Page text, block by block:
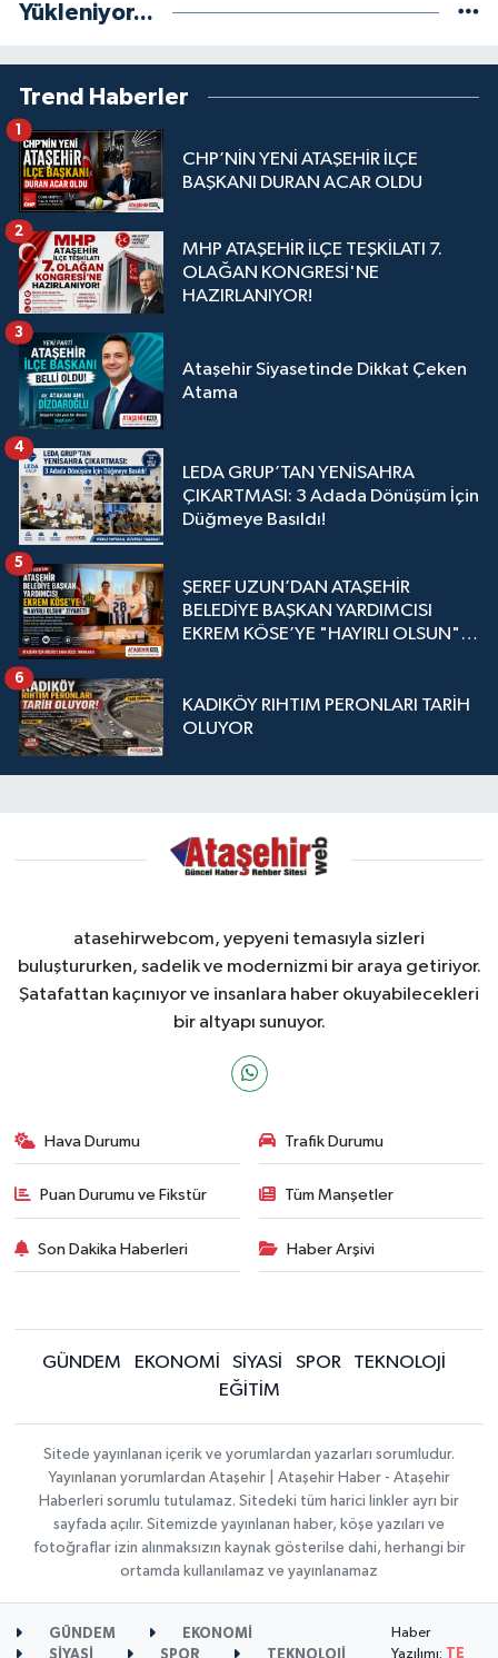
Yükleniyor...
Trend Haberler
CHP’NİN YENİ ATAŞEHİR İLÇE
BAŞKANI DURAN ACAR OLDU
1
MHP ATAŞEHİR İLÇE TEŞKİLATI 7.
OLAĞAN KONGRESİ'NE
HAZIRLANIYOR!
2
Ataşehir Siyasetinde Dikkat Çeken
Atama
3
LEDA GRUP’TAN YENİSAHRA
ÇIKARTMASI: 3 Adada Dönüşüm İçin
Düğmeye Basıldı!
4
ŞEREF UZUN’DAN ATAŞEHİR
BELEDİYE BAŞKAN YARDIMCISI
EKREM KÖSE’YE "HAYIRLI OLSUN"
5
KADIKÖY RIHTIM PERONLARI TARİH
OLUYOR
6
atasehirwebcom, yepyeni temasıyla sizleri
buluştururken, sadelik ve modernizmi bir araya getiriyor.
Şatafattan kaçınıyor ve insanlara haber okuyabilecekleri
bir altyapı sunuyor.
Hava Durumu Trafik Durumu
Puan Durumu ve Fikstür Tüm Manşetler
Son Dakika Haberleri Haber Arşivi
GÜNDEM EKONOMİ SİYASİ SPOR
TEKNOLOJİ
EĞİTİM
Sitede yayınlanan içerik ve yorumlardan yazarları sorumludur.
Yayınlanan yorumlardan Ataşehir | Ataşehir Haber - Ataşehir
Haberleri sorumlu tutulamaz. Sitedeki tüm harici linkler ayrı bir
sayfada açılır. Sitemizde yayınlanan haber, köşe yazıları ve
fotoğraflar izin alınmaksızın kaynak gösterilse dahi, herhangi bir
ortamda kullanılamaz ve yayınlanamaz
GÜNDEM
EKONOMİ
Haber
Yazılımı: TE